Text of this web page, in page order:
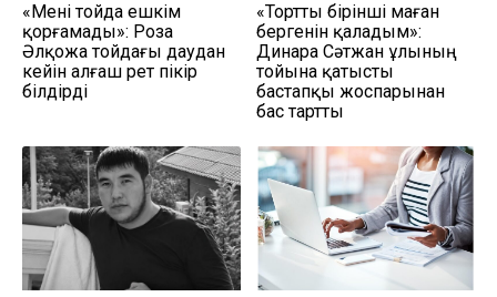
«Мені тойда ешкім
қорғамады»: Роза
Әлқожа тойдағы даудан
кейін алғаш рет пікір
білдірді
«Тортты бірінші маған
бергенін қаладым»:
Динара Сәтжан ұлының
тойына қатысты
бастапқы жоспарынан
бас тартты